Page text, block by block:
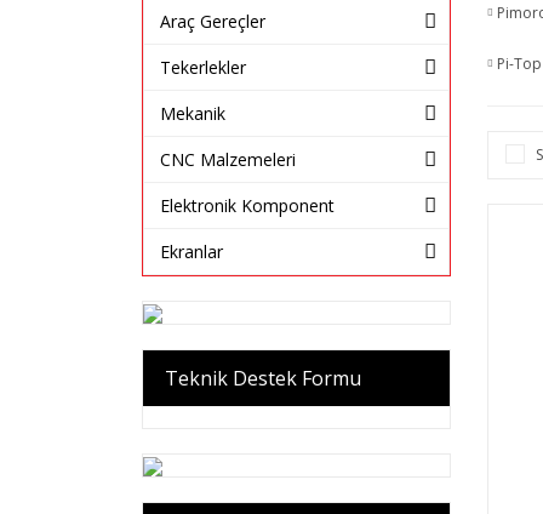
Araç Gereçler
Tekerlekler
Mekanik
CNC Malzemeleri
Elektronik Komponent
Ekranlar
Teknik Destek Formu
Pi-Top